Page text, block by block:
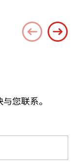
您联系。